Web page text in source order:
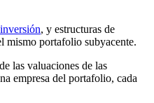
, y estructuras de
mismo portafolio subyacente.
las valuaciones de las
empresa del portafolio, cada